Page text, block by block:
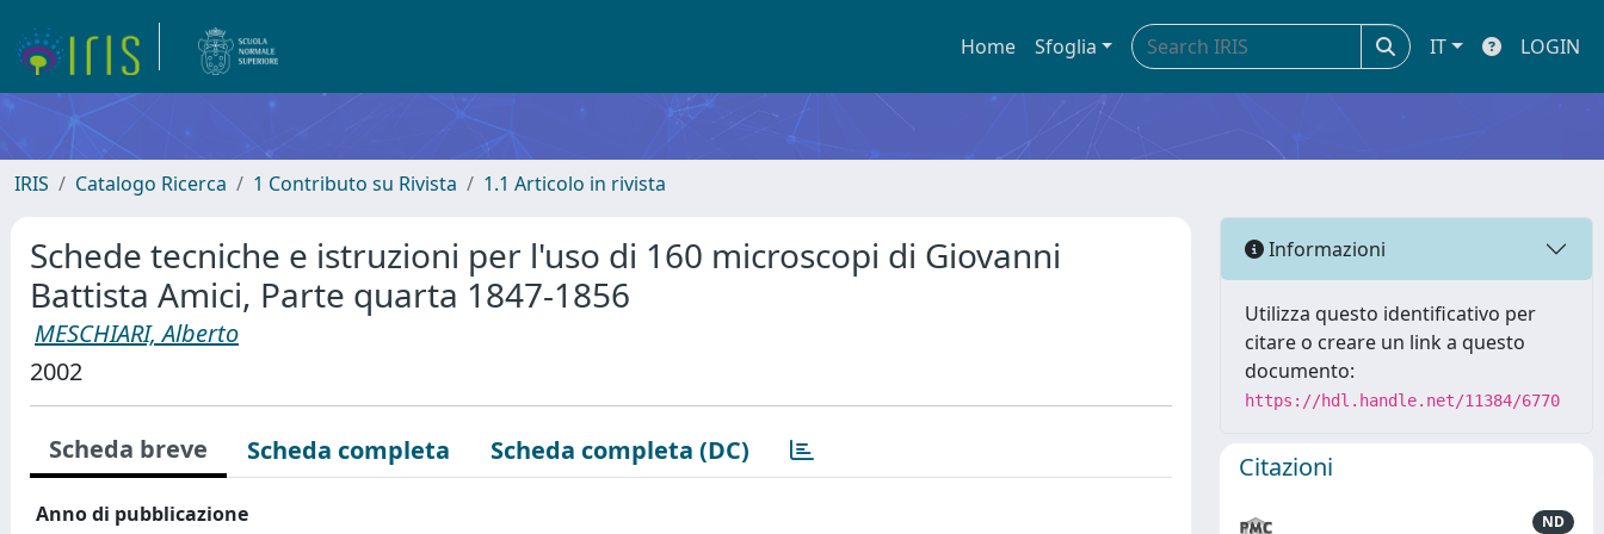
Home Sfoglia IT LOGIN
IRIS Catalogo Ricerca 1 Contributo su Rivista 1.1 Articolo in rivista
Schede tecniche e istruzioni per l'uso di 160 microscopi di Giovanni
Battista Amici, Parte quarta 1847-1856
MESCHIARI, Alberto
2002
Scheda breve Scheda completa Scheda completa (DC)
Anno di pubblicazione
Informazioni
Utilizza questo identificativo per
citare o creare un link a questo
documento:
https://hdl.handle.net/11384/6770
Citazioni
ND